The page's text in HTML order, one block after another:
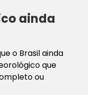
ainda
o Brasil ainda
que
ou